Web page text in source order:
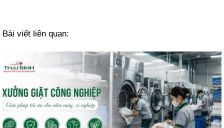
Bài viết liên quan: